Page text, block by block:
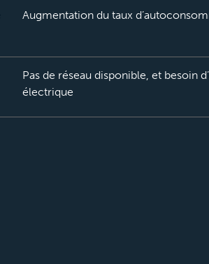
Augmentation du taux
Pas de réseau disponible, et besoin
électrique